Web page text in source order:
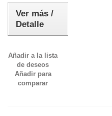
Ver más /
Detalle
Añadir a la lista
de deseos
Añadir para
comparar